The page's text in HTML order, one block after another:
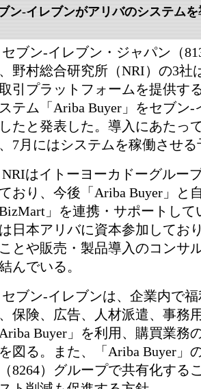
ン-イレブンがアリバのシステム
ブン-イレブン・ジャパン（
野村総合研究所（NRI）の3社
引プラットフォームを提供す
テム「Ariba Buyer」をセブン
たと発表した。導入にあたっ
7月にはシステムを稼働させる
はイトーヨーカドーグルー
おり、今後「Ariba Buyer」と
BizMart」を連携・サポートし
日本アリバに資本参加してお
とや販売・製品導入のコンサ
んでいる。
ブン-イレブンは、企業内で福
保険、広告、人材派遣、事務
Ariba Buyer」を利用、購買業
図る。また、「Ariba Buyer」
8264）グループで共有化する